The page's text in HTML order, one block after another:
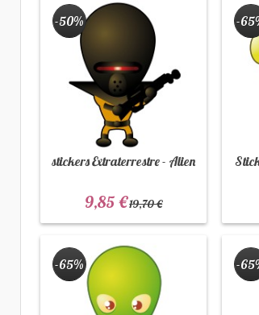
stickers Extraterrestre - Alien
-50%
9,85 €19,70 €
-
-65% -